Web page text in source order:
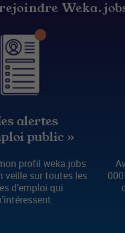
alertes
public »
profil weka.jobs
veille sur toutes les
d’emploi qui